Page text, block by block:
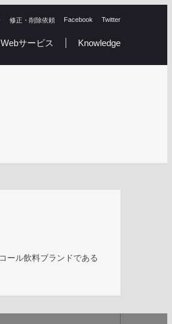
Twitter
Facebook
修正・削除依頼
Knowledge
Webサービス
ール飲料ブランドである